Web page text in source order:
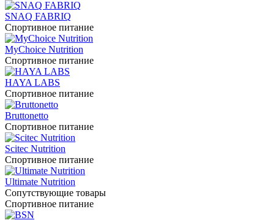
SNAQ FABRIQ
Спортивное питание
MyChoice Nutrition
Спортивное питание
HAYA LABS
Спортивное питание
Bruttonetto
Спортивное питание
Scitec Nutrition
Спортивное питание
Ultimate Nutrition
Сопутствующие товары
Спортивное питание